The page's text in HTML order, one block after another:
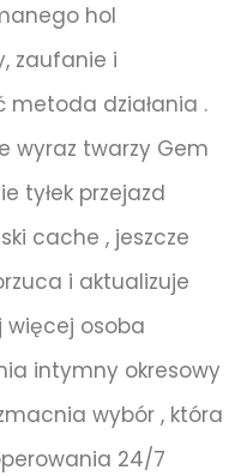
hol
zaufanie i
metoda działania .
wyraz twarzy Gem
tyłek przejazd
cache , jeszcze
i aktualizuje
więcej osoba
intymny okresowy
wybór , która
24/7